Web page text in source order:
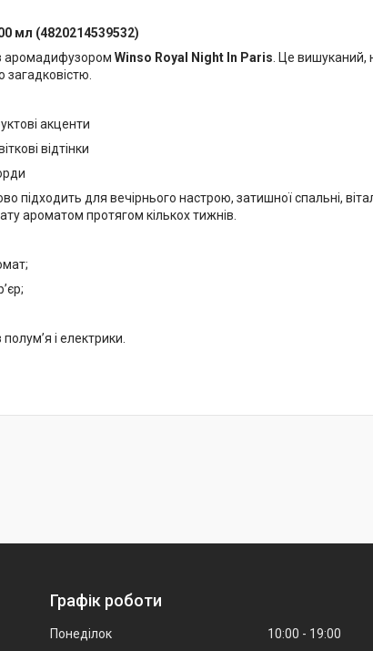
мл (4820214539532)
аромадифузором Winso Royal Night In Paris . Це
акценти
відтінки
підходить для вечірнього настрою, затишної спальні,
ароматом протягом кількох тижнів.
і електрики.
Графік роботи
Понеділок 10:00 19:00